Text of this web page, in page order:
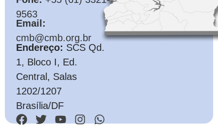
9563
Email:
cmb@cmb.org.br
Endereço: SCS Qd.
1, Bloco I, Ed.
Central, Salas
1202/1207
Brasília/DF